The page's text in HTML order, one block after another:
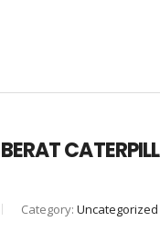
Category: Uncategorized